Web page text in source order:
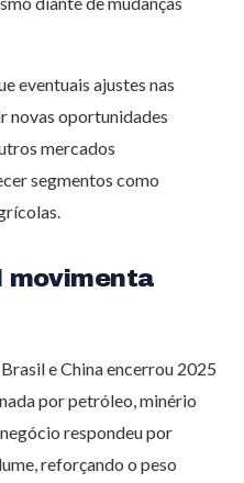
eventuais ajustes nas
novas oportunidades
mercados
segmentos como
movimenta
e China encerrou 2025
por petróleo, minério
respondeu por
reforçando o peso